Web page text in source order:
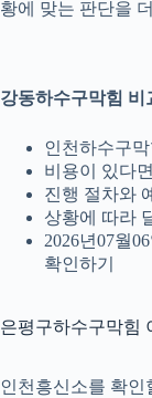
황에 맞는 판단을
강동하수구막힘 비
인천하수구
비용이 있다
진행 절차와
상황에 따라
2026년07월
확인하기
은평구하수구막힘
인천흥신소를 확인